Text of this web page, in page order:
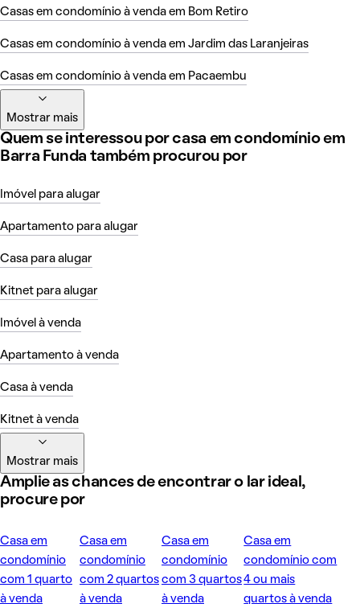
Casas em condomínio à venda em Bom Retiro
Casas em condomínio à venda em Jardim das Laranjeiras
Casas em condomínio à venda em Pacaembu
Mostrar mais
Quem se interessou por casa em condomínio em
Barra Funda também procurou por
Imóvel para alugar
Apartamento para alugar
Casa para alugar
Kitnet para alugar
Imóvel à venda
Apartamento à venda
Casa à venda
Kitnet à venda
Mostrar mais
Amplie as chances de encontrar o lar ideal,
procure por
Casa em
condomínio
com 1 quarto
à venda
Casa em
condomínio
com 2 quartos
à venda
Casa em
condomínio
com 3 quartos
à venda
Casa em
condomínio com
4 ou mais
quartos à venda